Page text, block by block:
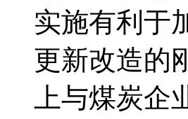
实施有利于
更新改造的
上与煤炭